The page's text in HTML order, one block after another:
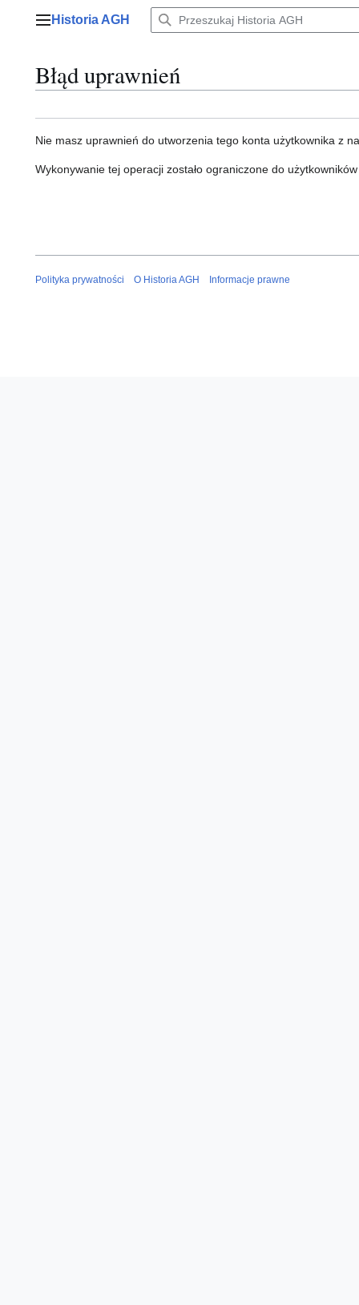
Menu główne
Historia AGH
Błąd uprawnień
Nie masz uprawnień do utworzenia tego konta użytkownika z
Wykonywanie tej operacji zostało ograniczone do
Polityka prywatności O Historia AGH Informacje prawne